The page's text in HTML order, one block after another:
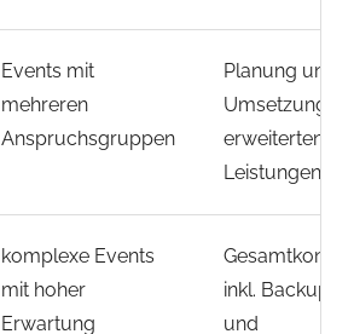
Events mit
mehreren
Anspruchsgruppen
Planung und
Umsetzung
erweiterten
Leistungen
komplexe Events
mit hoher
Erwartung
inkl. Backup
und